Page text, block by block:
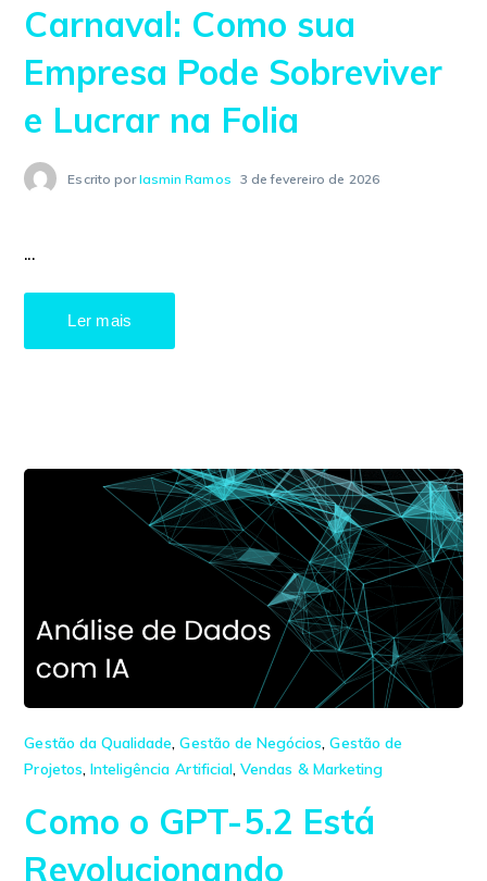
Carnaval: Como sua
Empresa Pode Sobreviver
e Lucrar na Folia
Escrito porIasmin Ramos 3 de fevereiro de 2026
...
Ler mais
Gestão da Qualidade,Gestão de Negócios,Gestão de
Projetos, Inteligência Artificial,Vendas & Marketing
Como o GPT-5.2 Está
Revolucionando